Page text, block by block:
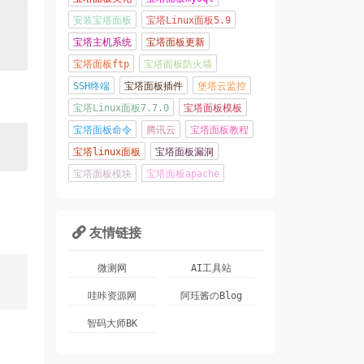
安装宝塔面板
宝塔Linux面板5.9
宝塔主机系统
宝塔面板更新
宝塔面板ftp
宝塔面板防火墙
SSH终端
宝塔面板插件
堡塔云监控
宝塔Linux面板7.7.0
宝塔面板模板
宝塔面板命令
腾讯云
宝塔面板教程
宝塔linux面板
宝塔面板漏洞
宝塔面板模块
宝塔面板apache
 友情链接
微测网 AI工具站
哇咔资源网 阿珏酱のBlog
智码大师BK